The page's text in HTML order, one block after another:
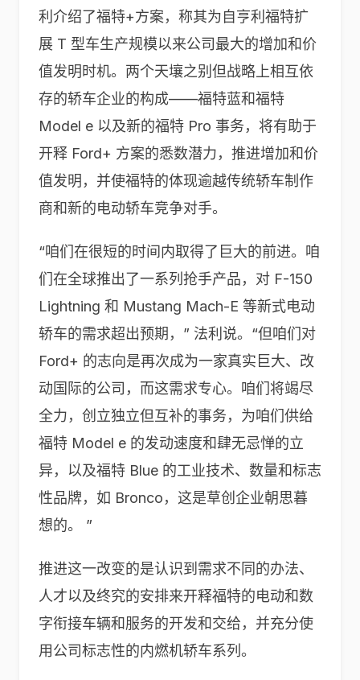
利介绍了福特+方案，称其为自亨利福特扩
展 T 型车生产规模以来公司最大的增加和价
值发明时机。两个天壤之别但战略上相互依
存的轿车企业的构成——福特蓝和福特
Model e 以及新的福特 Pro 事务，将有助于
开释 Ford+ 方案的悉数潜力，推进增加和价
值发明，并使福特的体现逾越传统轿车制作
商和新的电动轿车竞争对手。
“咱们在很短的时间内取得了巨大的前进。咱
们在全球推出了一系列抢手产品，对 F-150
Lightning 和 Mustang Mach-E 等新式电动
轿车的需求超出预期，” 法利说。“但咱们对
Ford+ 的志向是再次成为一家真实巨大、改
动国际的公司，而这需求专心。咱们将竭尽
全力，创立独立但互补的事务，为咱们供给
福特 Model e 的发动速度和肆无忌惮的立
异，以及福特 Blue 的工业技术、数量和标志
性品牌，如 Bronco，这是草创企业朝思暮
想的。 ”
推进这一改变的是认识到需求不同的办法、
人才以及终究的安排来开释福特的电动和数
字衔接车辆和服务的开发和交给，并充分使
用公司标志性的内燃机轿车系列。